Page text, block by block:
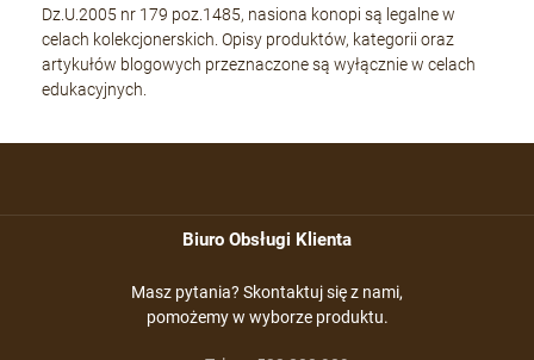
Dz.U.2005 nr 179 poz.1485, nasiona konopi są legalne w
celach kolekcjonerskich. Opisy produktów, kategorii oraz
artykułów blogowych przeznaczone są wyłącznie w celach
edukacyjnych.
Biuro Obsługi Klienta
Masz pytania? Skontaktuj się z nami,
pomożemy w wyborze produktu.